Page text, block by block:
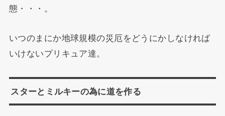
態・・・。
いつのまにか地球規模の災厄をどうにかしなければ
いけないプリキュア達。
スターとミルキーの為に道を作る